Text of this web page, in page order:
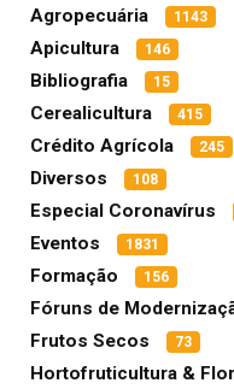
Agropecuária 1143
Apicultura 146
Bibliografia 15
Cerealicultura 415
Crédito Agrícola 245
Diversos 108
Especial Coronavírus
Eventos 1831
Formação 156
Fóruns de
Frutos Secos 73
Hortofruticultura &